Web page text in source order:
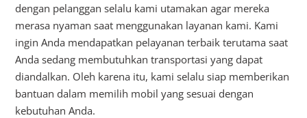
dengan pelanggan selalu kami utamakan agar mereka
merasa nyaman saat menggunakan layanan kami. Kami
ingin Anda mendapatkan pelayanan terbaik terutama saat
Anda sedang membutuhkan transportasi yang dapat
diandalkan. Oleh karena itu, kami selalu siap memberikan
bantuan dalam memilih mobil yang sesuai dengan
kebutuhan Anda.